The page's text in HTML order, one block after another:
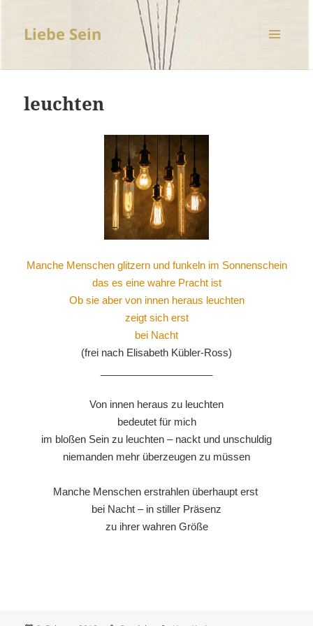
Liebe Sein
leuchten
Manche Menschen glitzern und funkeln im Sonnenschein
das es eine wahre Pracht ist
Ob sie aber von innen heraus leuchten
zeigt sich erst
bei Nacht
(frei nach Elisabeth Kübler-Ross)
Von innen heraus zu leuchten
bedeutet für mich
im bloßen Sein zu leuchten – nackt und unschuldig
niemanden mehr überzeugen zu müssen
Manche Menschen erstrahlen überhaupt erst
bei Nacht – in stiller Präsenz
zu ihrer wahren Größe